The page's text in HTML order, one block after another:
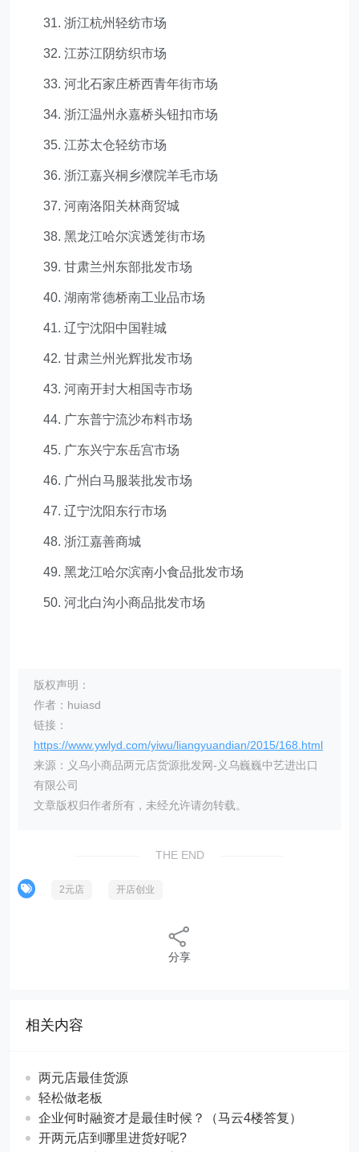
31. 浙江杭州轻纺市场
32. 江苏江阴纺织市场
33. 河北石家庄桥西青年街市场
34. 浙江温州永嘉桥头钮扣市场
35. 江苏太仓轻纺市场
36. 浙江嘉兴桐乡濮院羊毛市场
37. 河南洛阳关林商贸城
38. 黑龙江哈尔滨透笼街市场
39. 甘肃兰州东部批发市场
40. 湖南常德桥南工业品市场
41. 辽宁沈阳中国鞋城
42. 甘肃兰州光辉批发市场
43. 河南开封大相国寺市场
44. 广东普宁流沙布料市场
45. 广东兴宁东岳宫市场
46. 广州白马服装批发市场
47. 辽宁沈阳东行市场
48. 浙江嘉善商城
49. 黑龙江哈尔滨南小食品批发市场
50. 河北白沟小商品批发市场
版权声明：
作者：huiasd
链接：
https://www.ywlyd.com/yiwu/liangyuandian/2015/168.html
来源：义乌小商品两元店货源批发网-义乌巍巍中艺进出口
有限公司
文章版权归作者所有，未经允许请勿转载。
THE END
2元店 开店创业
分享
相关内容
两元店最佳货源
轻松做老板
企业何时融资才是最佳时候？（马云4楼答复）
开两元店到哪里进货好呢?